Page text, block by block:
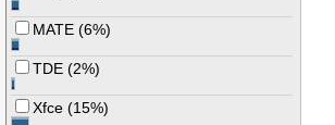
MATE (6%)
TDE (2%)
Xfce (15%)